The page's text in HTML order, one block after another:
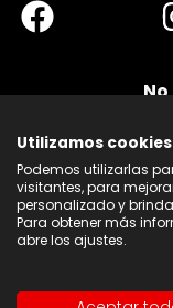
ninguna
Acepto los
Utilizamos cookies
Podemos utilizarlas
visitantes, para
personalizado y
Para obtener más
abre los ajustes.